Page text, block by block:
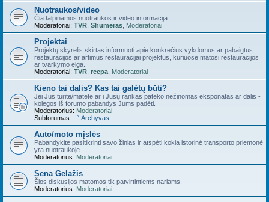
Nuotraukos/video
Čia talpinamos nuotraukos ir video informacija
Moderatoriai: TVR Shumeras Moderatoriai
Projektai
Projektų skyrelis skirtas informuoti apie konkrečius vykdomus ar pabaigtus
restauracijos ar artimus restauracijai projektus, kuriuose matosi restauracijos
ar tvarkymo eiga.
Moderatoriai: TVR rcepa Moderatoriai
Kieno tai dalis? Kas tai galėtų būti?
Jei Jūs turite/matėte ar į Jūsų rankas pateko nežinomas eksponatas ar dalis -
kolegos iš forumo pabandys Jums padėti.
Moderatorius: Moderatoriai
Subforumas:
Archyvas
Auto/moto mįslės
Pabandykite pasitikrinti savo žinias ir atspėti kokia istorinė transporto priemonė
yra nuotraukoje
Moderatorius: Moderatoriai
Sena Gelažis
Šios diskusijos matomos tik patvirtintiems nariams.
Moderatorius: Moderatoriai